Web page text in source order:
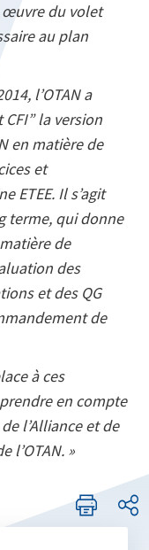
œuvre du volet
au plan
l’OTAN a
la version
en matière de
et
ETEE. Il s’agit
terme, qui donne
de
des
et des QG
de
à ces
en compte
l’Alliance et de
l’OTAN. »